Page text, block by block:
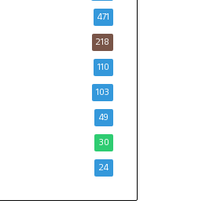
471
218
110
103
49
30
24